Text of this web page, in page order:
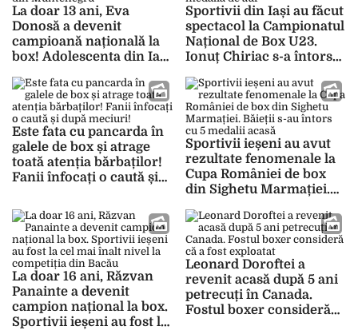
La doar 13 ani, Eva
Donosă a devenit
campioană națională la
box! Adolescenta din Iași
European din
Muntenegru
Sportivii din Iași au făcut
spectacol la Campionatul
Național de Box U23.
Ionuț Chiriac s-a întors
Este fata cu pancarda în
galele de box și atrage
toată atenția bărbaților!
Fanii înfocați o caută și
Sportivii ieșeni au avut
rezultate fenomenale la
Cupa României de box
din Sighetu Marmației.
medalii acasă
La doar 16 ani, Răzvan
Panainte a devenit
campion național la box.
Sportivii ieșeni au fost la
Leonard Doroftei a
revenit acasă după 5 ani
petrecuți în Canada.
Fostul boxer consideră